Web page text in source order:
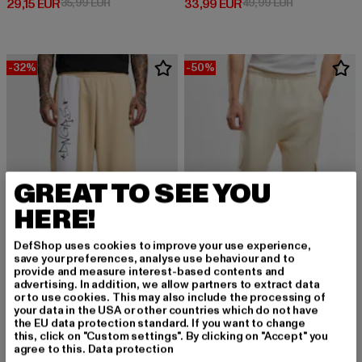
29,15 EUR35,99 EUR 33,99 EUR49,99 EUR
-32%
DANGEROUS DNGRS
Balance
33,99 EUR
Derzeitiger Preis: 33,99 EUR
49,99 EURAktionspreis: 49,99 EUR
-50%
URBAN CLASSICS
Cargo Sweatpants
20,00 EUR
Derzeitiger Preis: 20,00 EUR
39,99 EURAktionspreis:
GREAT TO SEE YOU
HERE!
DefShop uses cookies to improve your use experience,
save your preferences, analyse use behaviour and to
provide and measure interest-based contents and
advertising. In addition, we allow partners to extract data
or to use cookies. This may also include the processing of
your data in the USA or other countries which do not have
the EU data protection standard. If you want to change
this, click on "Custom settings". By clicking on "Accept" you
agree to this. Data protection